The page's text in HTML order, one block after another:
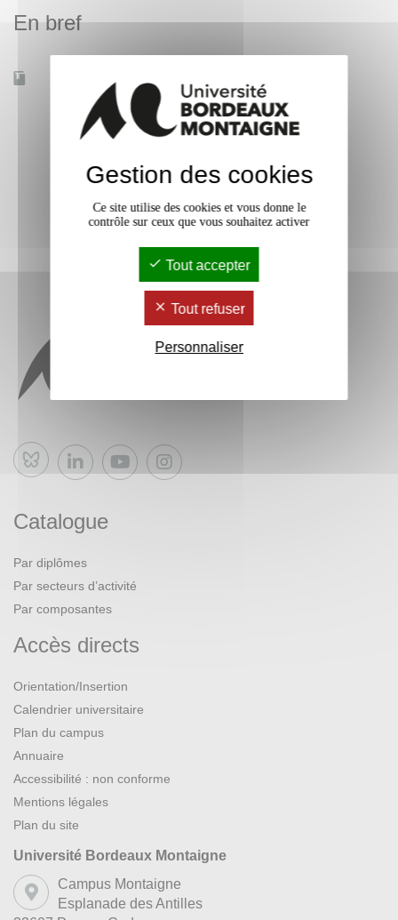
En bref
Accessible à distance
Bluesky
Catalogue
Par diplômes
Par secteurs d’activité
Par composantes
Accès directs
Orientation/Insertion
Calendrier universitaire
Plan du campus
Annuaire
Accessibilité : non conforme
Mentions légales
Plan du site
Université Bordeaux Montaigne
Campus Montaigne
Esplanade des Antilles
Gestion des cookies
Ce site utilise des cookies et vous donne le
contrôle sur ceux que vous souhaitez activer
Tout accepter
Tout refuser
Personnaliser